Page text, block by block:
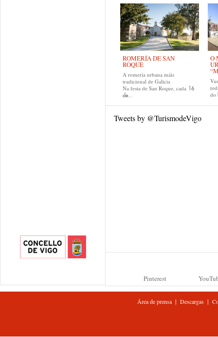
ROMERÍA DE SAN
ROQUE
A romería urbana máis
tradicional de Galicia
Na festa de San Roque, cada 16
de...
O
do
Tweets by @TurismodeVigo
Pinterest
Área de prensa| Descargas|